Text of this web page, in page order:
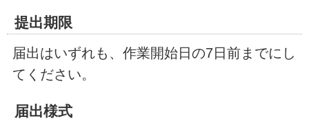
提出期限
届出はいずれも、作業開始日の7日前までにし
てください。
届出様式